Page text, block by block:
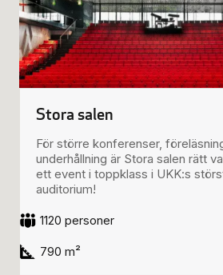
Stora salen
För större konferenser,
underhållning är Stora salen rätt
ett event i toppklass i UKK:s
auditorium!
1120 personer
790 m²